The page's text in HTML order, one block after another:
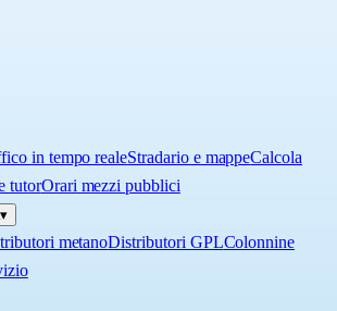
in tempo realeStradario e mappeCalcola
tutorOrari mezzi pubblici
▾
metanoDistributori GPLColonnine